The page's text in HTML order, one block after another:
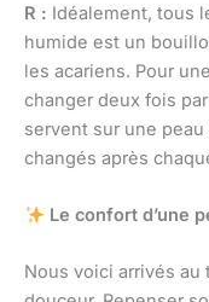
R : Idéalement, tous
humide est un
les acariens. Pour
changer deux fois
servent sur une
changés après
Le confort d’une
Nous voici arrivés